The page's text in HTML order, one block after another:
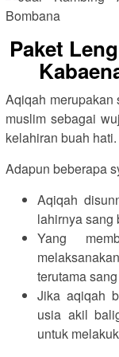
Paket
Aqiqah merupakan
muslim sebagai
kelahiran buah hati.
Adapun beberapa
Aqiqah
lahirnya sang
Yang
terutama
Jika aqiqah
usia akil
untuk